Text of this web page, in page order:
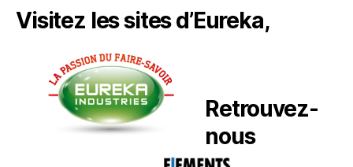
Visitez les sites d’Eureka,
Retrouvez-
nous